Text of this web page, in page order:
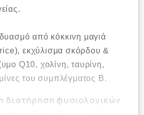
από κόκκινη μαγιά
εκχύλισμα σκόρδου &
Q10, χολίνη, ταυρίνη,
του συμπλέγματος Β.
διατήρηση φυσιολογικών